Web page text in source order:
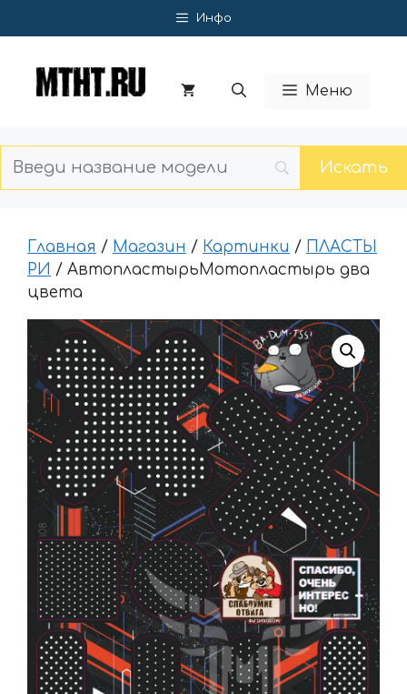
к
Инфо
Меню
Главная / Магазин / Картинки / ПЛАСТЫ
РИ / АвтопластырьМотопластырь два
цвета